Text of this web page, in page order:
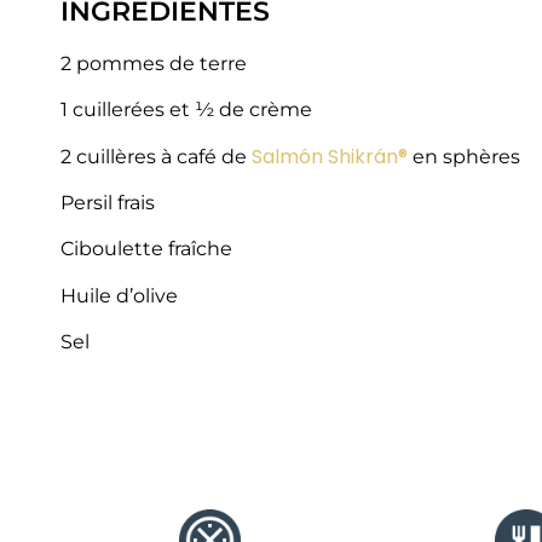
INGREDIENTES
2 pommes de terre
1 cuillerées et ½ de crème
2 cuillères à café de Salmón Shikrán® en sphères
Persil frais
Ciboulette fraîche
Huile d’olive
Sel